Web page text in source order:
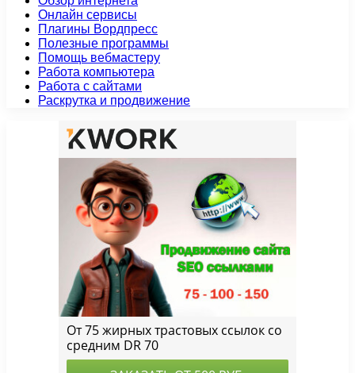
Онлайн сервисы
Плагины Вордпресс
Полезные программы
Помощь вебмастеру
Работа компьютера
Работа с сайтами
Раскрутка и продвижение